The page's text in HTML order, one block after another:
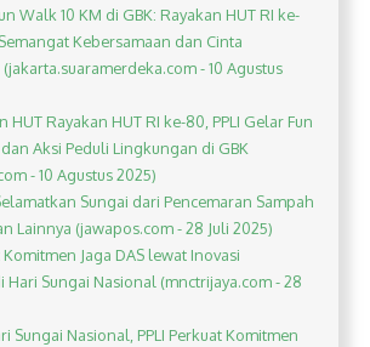
Walk 10 KM di GBK: Rayakan HUT RI ke-
Kebersamaan dan Cinta
- 10 Agustus
HUT Rayakan HUT RI ke-80, PPLI Gelar Fun
Aksi Peduli Lingkungan di GBK
- 10 Agustus 2025)
Sungai dari Pencemaran Sampah
Lainnya (jawapos.com - 28 Juli 2025)
Komitmen Jaga DAS lewat Inovasi
Sungai Nasional (mnctrijaya.com - 28
Sungai Nasional, PPLI Perkuat Komitmen